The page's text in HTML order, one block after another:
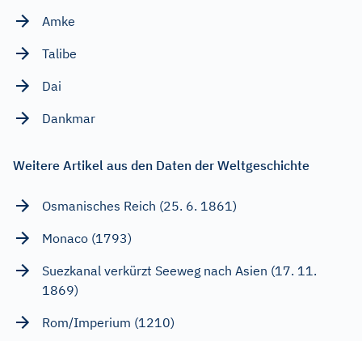
Amke
Talibe
Dai
Dankmar
Weitere Artikel aus den Daten der Weltgeschichte
Osmanisches Reich (25. 6. 1861)
Monaco (1793)
Suezkanal verkürzt Seeweg nach Asien (17. 11.
1869)
Rom/Imperium (1210)